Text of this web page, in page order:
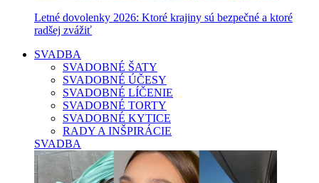
Letné dovolenky 2026: Ktoré krajiny sú bezpečné a ktoré
radšej zvážiť
SVADBA
SVADOBNÉ ŠATY
SVADOBNÉ ÚČESY
SVADOBNÉ LÍČENIE
SVADOBNÉ TORTY
SVADOBNÉ KYTICE
RADY A INŠPIRÁCIE
SVADBA